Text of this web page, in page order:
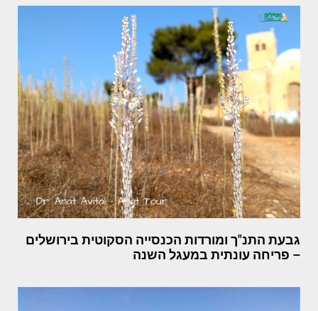
גבעת התנ"ך ומורדות הכנסייה הסקוטית בירושלים
– פריחה עונתית במעגל השנה